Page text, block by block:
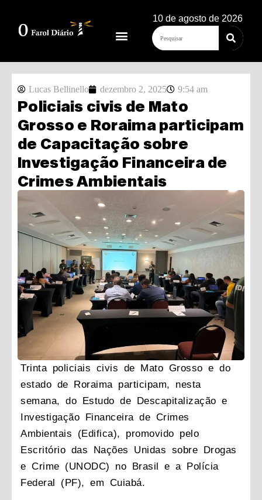
10 de agosto de 2026
Lucas Bellinello dezembro 2, 2025 9:54 am
Policiais civis de Mato
Grosso e Roraima participam
de Capacitação sobre
Investigação Financeira de
Crimes Ambientais
Trinta policiais civis de Mato Grosso e do
estado de Roraima participam, nesta
semana, do Estudo de Descapitalização e
Investigação Financeira de Crimes
Ambientais (Edifica), promovido pelo
Escritório das Nações Unidas sobre Drogas
e Crime (UNODC) no Brasil e a Polícia
Federal (PF), em Cuiabá.